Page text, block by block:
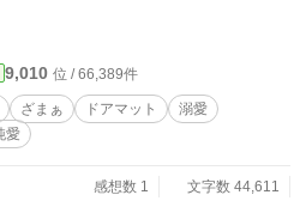
払いのような結婚だ
ない、「頭巾被り」のリリアーヌの運命を
していく出会いの始まりに過ぎなかった。
探すために駆け抜けた日々の記録であ
カク
います。
9,010 位 / 66,389件
ざまぁ ドアマット
溺愛
愛
感想数 1
文字数 44,611